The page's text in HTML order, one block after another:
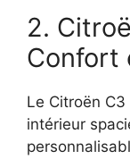
2.
Confort
Le Citroën
intérieur